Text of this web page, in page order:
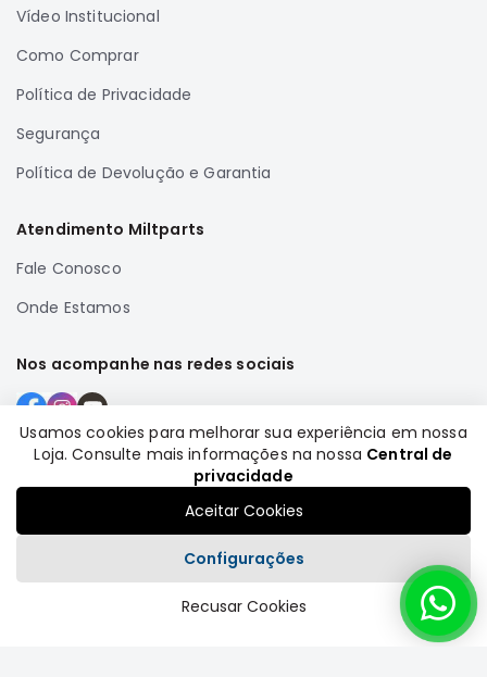
Vídeo Institucional
Como Comprar
Política de Privacidade
Segurança
Política de Devolução e Garantia
Atendimento Miltparts
Fale Conosco
Onde Estamos
Nos acompanhe nas redes sociais
Formas de pagamento
Plataforma
Usamos cookies para melhorar sua experiência em nossa
Loja. Consulte mais informações na nossa Central de
privacidade
Aceitar Cookies
Configurações
Recusar Cookies